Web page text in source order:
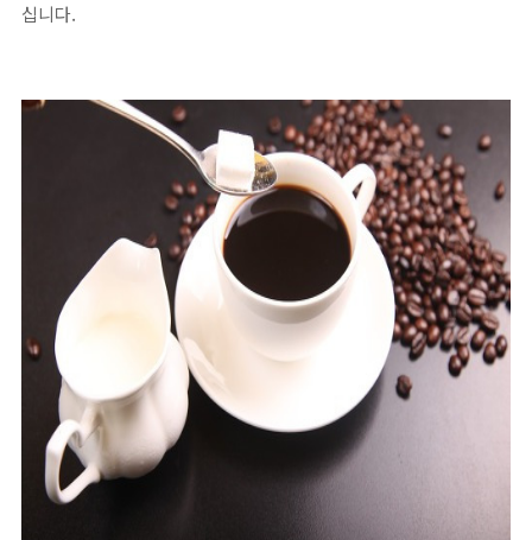
십니다.